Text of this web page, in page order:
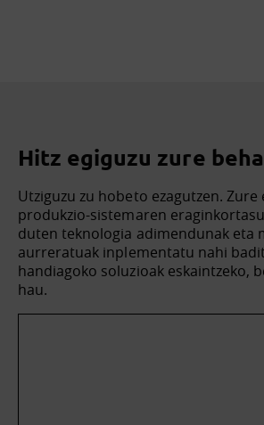
Hitz egiguzu zure
Utziguzu zu hobeto ezagutzen.
produkzio-sistemaren
duten teknologia adimendunak eta
aurreratuak inplementatu nahi
handiagoko soluzioak eskaintzeko,
hau.